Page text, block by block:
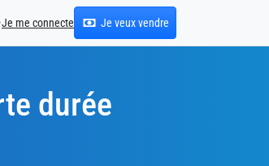
Je me connecte Je veux vendre
durée